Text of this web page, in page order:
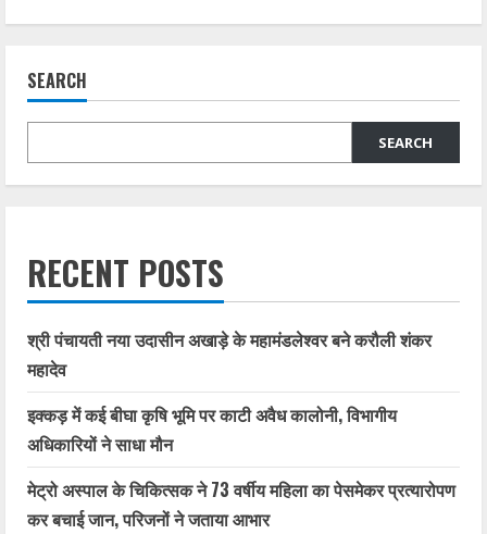
SEARCH
SEARCH
RECENT POSTS
श्री पंचायती नया उदासीन अखाड़े के महामंडलेश्वर बने करौली शंकर
महादेव
इक्कड़ में कई बीघा कृषि भूमि पर काटी अवैध कालोनी, विभागीय
अधिकारियों ने साधा मौन
मेट्रो अस्पाल के चिकित्सक ने 73 वर्षीय महिला का पेसमेकर प्रत्यारोपण
कर बचाई जान, परिजनों ने जताया आभार